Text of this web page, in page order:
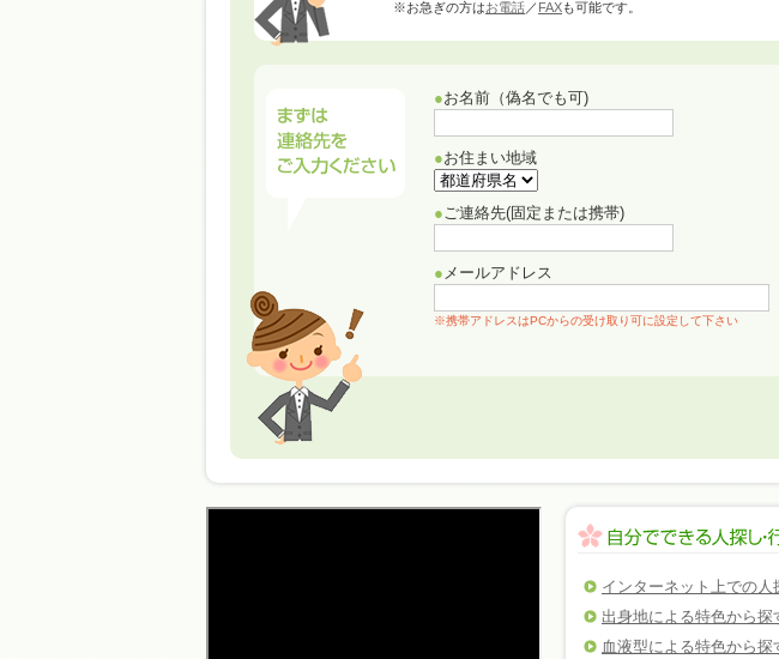
※お急ぎの方はお電話 ／ FAXも可能です。
●お名前（偽名でも可)
●お住まい地域
●ご連絡先(固定または携帯)
● メールアドレス
※携帯アドレスはPCからの受け取り可に設定して下さい
インターネット上での人
出身地による特色から探
血液型による特色から探